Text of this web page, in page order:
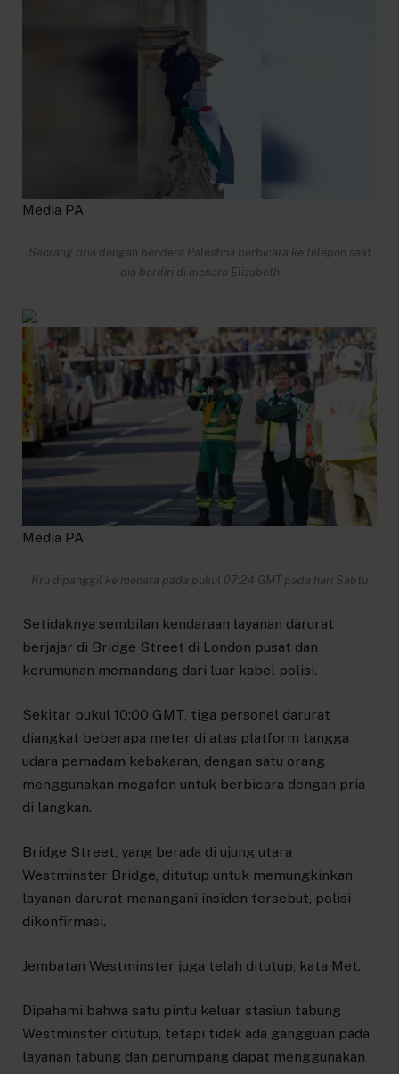
Media PA
Seorang pria dengan bendera Palestina berbicara ke telepon saat
dia berdiri di menara Elizabeth
Media PA
Kru dipanggil ke menara pada pukul 07:24 GMT pada hari Sabtu
Setidaknya sembilan kendaraan layanan darurat
berjajar di Bridge Street di London pusat dan
kerumunan memandang dari luar kabel polisi.
Sekitar pukul 10:00 GMT, tiga personel darurat
diangkat beberapa meter di atas platform tangga
udara pemadam kebakaran, dengan satu orang
menggunakan megafon untuk berbicara dengan pria
di langkan.
Bridge Street, yang berada di ujung utara
Westminster Bridge, ditutup untuk memungkinkan
layanan darurat menangani insiden tersebut, polisi
dikonfirmasi.
Jembatan Westminster juga telah ditutup, kata Met.
Dipahami bahwa satu pintu keluar stasiun tabung
Westminster ditutup, tetapi tidak ada gangguan pada
layanan tabung dan penumpang dapat menggunakan